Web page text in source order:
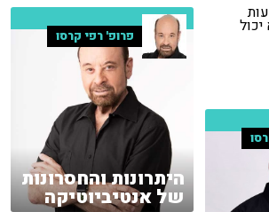
פרופ' רפי קרסו
היתרונות והחסרונות
של אנטיביוטיקה